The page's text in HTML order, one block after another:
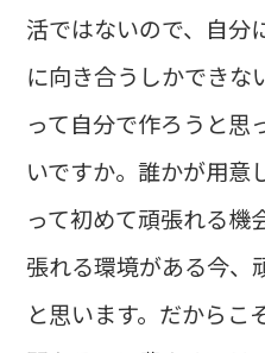
活ではないので、自分
に向き合うしかできな
って自分で作ろうと思
いですか。誰かが用意
って初めて頑張れる機
張れる環境がある今、
と思います。だからこ